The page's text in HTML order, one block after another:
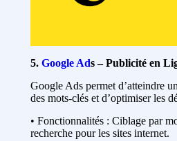
5. Google Ads – Publicité en
Google Ads permet d’atteindre
des mots-clés et d’optimiser les
• Fonctionnalités : Ciblage par
recherche pour les sites internet.